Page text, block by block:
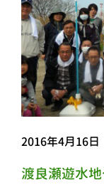
2016年4月16日
渡良瀬遊水